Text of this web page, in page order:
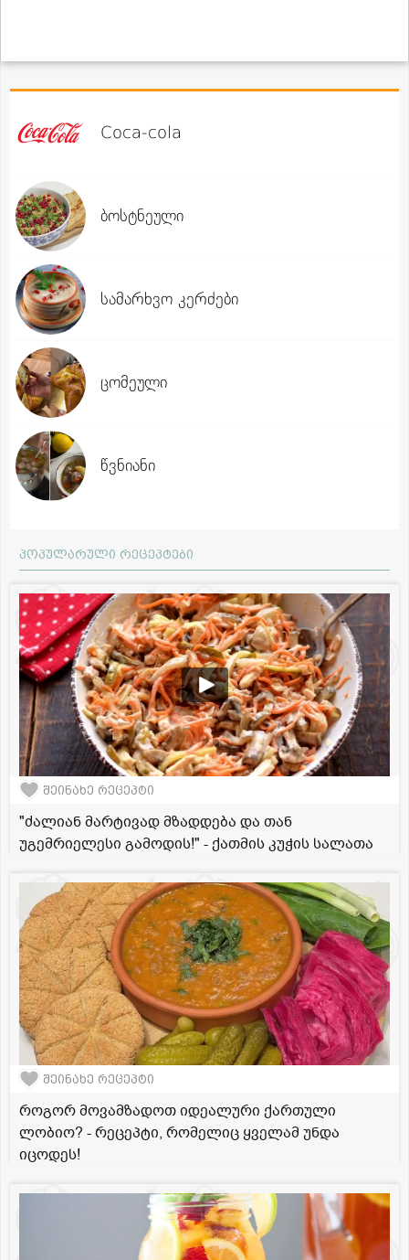
Coca-cola
ბოსტნეული
სამარხვო კერძები
ცომეული
წვნიანი
პოპულარული რეცეპტები
შეინახე რეცეპტი
"ძალიან მარტივად მზადდება და თან
უგემრიელესი გამოდის!" - ქათმის კუჭის სალათა
შეინახე რეცეპტი
როგორ მოვამზადოთ იდეალური ქართული
ლობიო? - რეცეპტი, რომელიც ყველამ უნდა
იცოდეს!